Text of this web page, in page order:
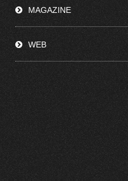
MAGAZINE
WEB